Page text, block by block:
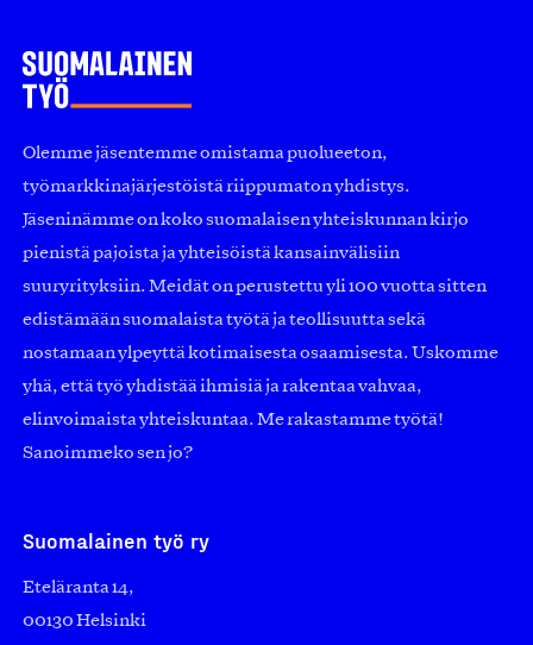
Olemme jäsentemme omistama puolueeton,
työmarkkinajärjestöistä riippumaton yhdistys.
Jäseninämme on koko suomalaisen yhteiskunnan kirjo
pienistä pajoista ja yhteisöistä kansainvälisiin
suuryrityksiin. Meidät on perustettu yli 100 vuotta sitten
edistämään suomalaista työtä ja teollisuutta sekä
nostamaan ylpeyttä kotimaisesta osaamisesta. Uskomme
yhä, että työ yhdistää ihmisiä ja rakentaa vahvaa,
elinvoimaista yhteiskuntaa. Me rakastamme työtä!
Sanoimmeko sen jo?
Suomalainen työ ry
Eteläranta 14,
00130 Helsinki